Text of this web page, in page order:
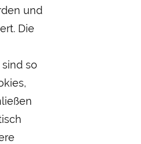
und
Die
so